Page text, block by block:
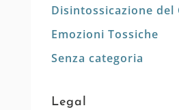
Disintossicazione del
Emozioni Tossiche
Senza categoria
Legal